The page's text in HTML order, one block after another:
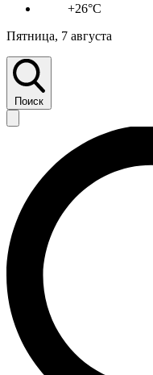
+26°C
Пятница, 7 августа
Поиск